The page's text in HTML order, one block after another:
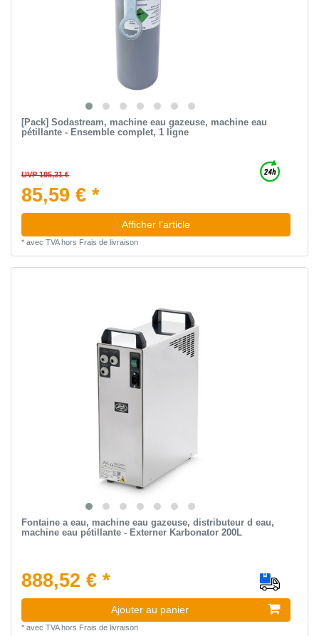
[Pack] Sodastream, machine eau gazeuse, machine eau
pétillante - Ensemble complet, 1 ligne
UVP 105,31 €
85,59 € *
Afficher l’article
* avec TVAhors Frais de livraison
Fontaine a eau, machine eau gazeuse, distributeur d eau,
machine eau pétillante - Externer Karbonator 200L
888,52 € *
Ajouter au panier
* avec TVAhors Frais de livraison